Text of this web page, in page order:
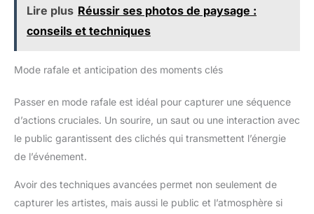
Lire plus Réussir ses photos de paysage :
conseils et techniques
Mode rafale et anticipation des moments clés
Passer en mode rafale est idéal pour capturer une séquence
d’actions cruciales. Un sourire, un saut ou une interaction avec
le public garantissent des clichés qui transmettent l’énergie
de l’événement.
Avoir des techniques avancées permet non seulement de
capturer les artistes, mais aussi le public et l’atmosphère si